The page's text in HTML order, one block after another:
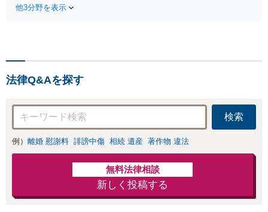
他3分野を表示
法律Q&Aを探す
検索
例） 離婚 慰謝料 誹謗中傷 相続 遺産 著作物 違法
無料法律相談
新しく投稿する